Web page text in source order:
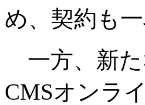
め、契約も
一方、新た
CMSオンラ